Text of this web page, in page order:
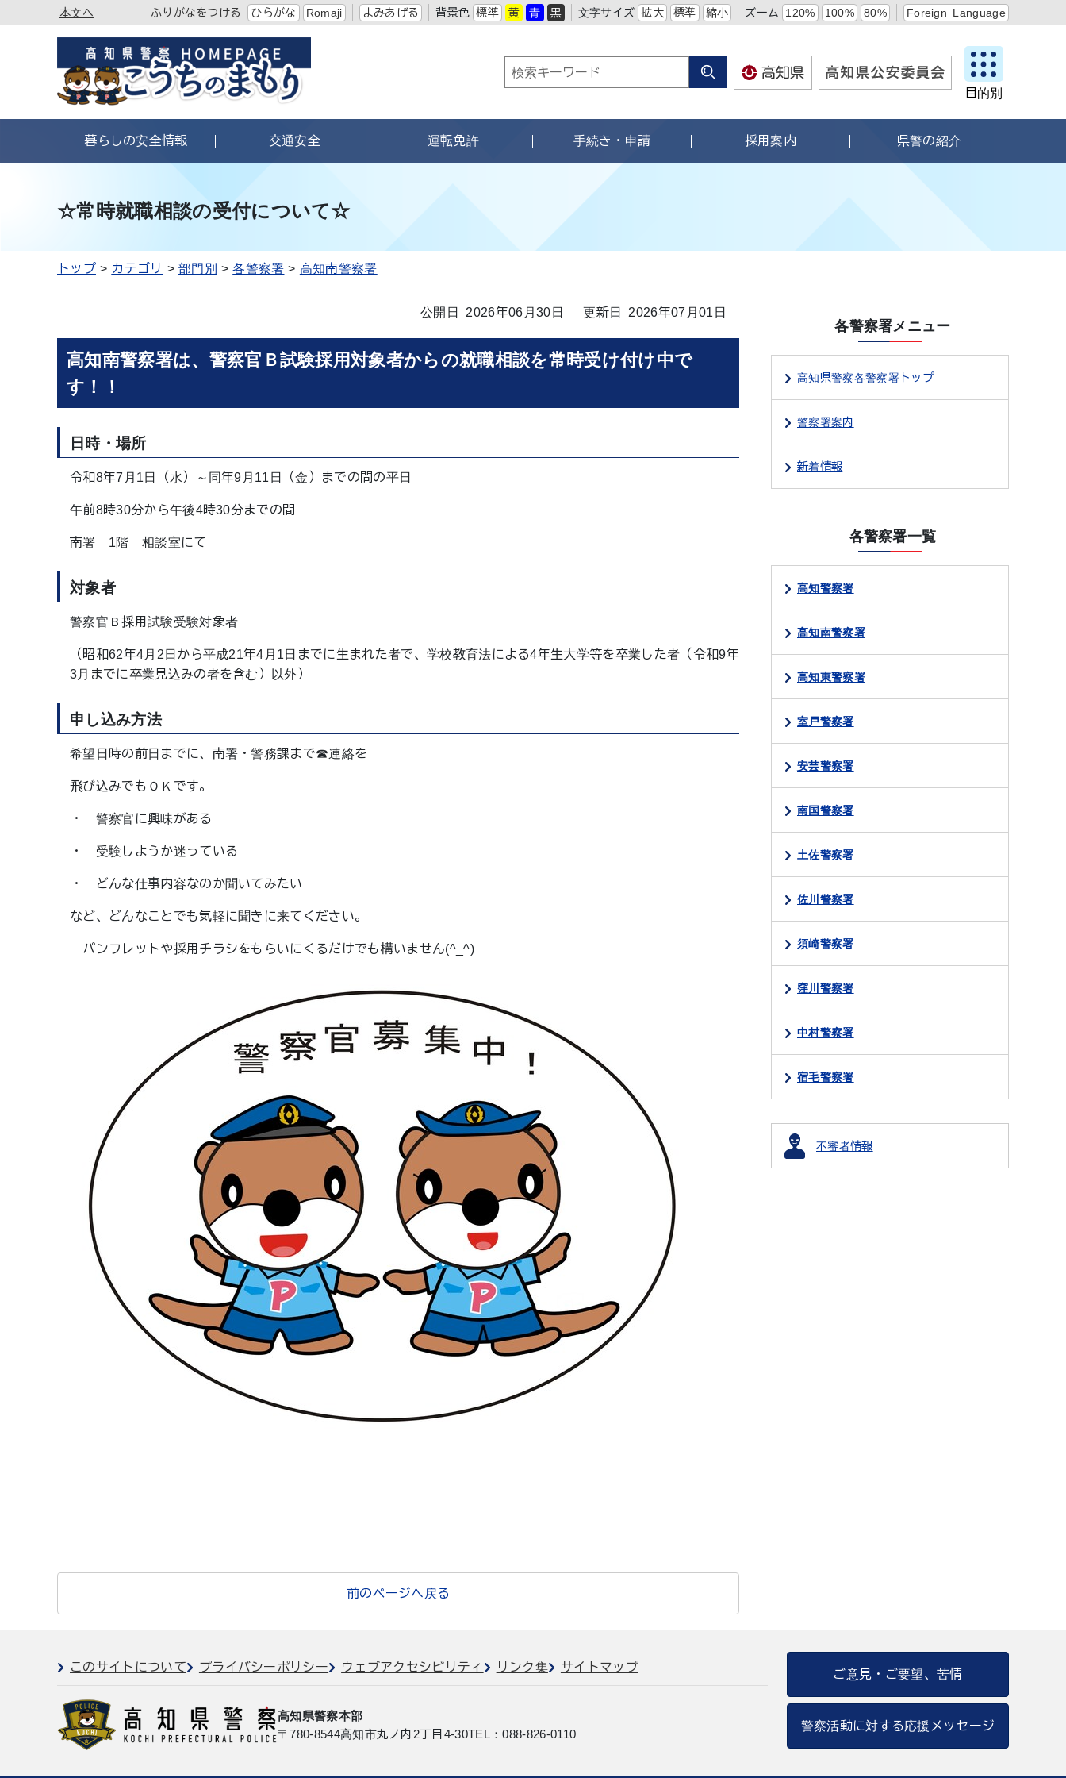
本文へ ふりがなをつける ひらがな Romaji よみあげる 背景色 標準 黄 青 黒 文字サイズ 拡大 標準 縮小 ズーム 120% 100% 80% Foreign Language
目的別
暮らしの安全情報 交通安全 運転免許 手続き・申請 採用案内 県警の紹介
☆常時就職相談の受付について☆
トップ カテゴリ 部門別 各警察署 高知南警察署
公開日 2026年06月30日 更新日 2026年07月01日
高知南警察署は、警察官Ｂ試験採用対象者からの就職相談を常時受け付け中で
す！！
日時・場所
令和8年7月1日（水）～同年9月11日（金）までの間の平日
午前8時30分から午後4時30分までの間
南署 1階 相談室にて
対象者
警察官Ｂ採用試験受験対象者
（昭和62年4月2日から平成21年4月1日までに生まれた者で、学校教育法による4年生大学等を卒業した者（令和9年
3月までに卒業見込みの者を含む）以外）
申し込み方法
希望日時の前日までに、南署・警務課まで☎連絡を
飛び込みでもＯＫです。
・ 警察官に興味がある
・ 受験しようか迷っている
・ どんな仕事内容なのか聞いてみたい
など、どんなことでも気軽に聞きに来てください。
パンフレットや採用チラシをもらいにくるだけでも構いません(^_^)
前のページへ戻る
各警察署メニュー
高知県警察各警察署トップ
警察署案内
新着情報
各警察署一覧
高知警察署
高知南警察署
高知東警察署
室戸警察署
安芸警察署
南国警察署
土佐警察署
佐川警察署
須崎警察署
窪川警察署
中村警察署
宿毛警察署
不審者情報
このサイトについて プライバシーポリシー ウェブアクセシビリティ リンク集 サイトマップ
高知県警察本部
〒780-8544高知市丸ノ内2丁目4-30TEL：088-826-0110
ご意見・ご要望、苦情
警察活動に対する応援メッセージ